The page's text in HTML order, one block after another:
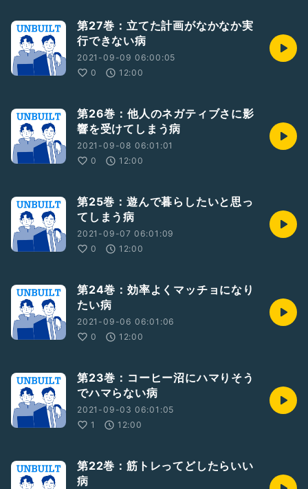
第27巻：立てた計画がなかなか実
行できない病
2021-09-09 06:00:05
0
12:00
第26巻：他人のネガティブさに影
響を受けてしまう病
2021-09-08 06:01:01
0
12:00
第25巻：遊んで暮らしたいと思っ
てしまう病
2021-09-07 06:01:09
0
12:00
第24巻：効率よくマッチョになり
たい病
2021-09-06 06:01:06
0
12:00
第23巻：コーヒー沼にハマりそう
でハマらない病
2021-09-03 06:01:05
1
12:00
第22巻：筋トレってどしたらいい
病